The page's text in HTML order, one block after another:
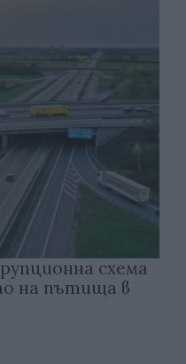
схема
на пътища в